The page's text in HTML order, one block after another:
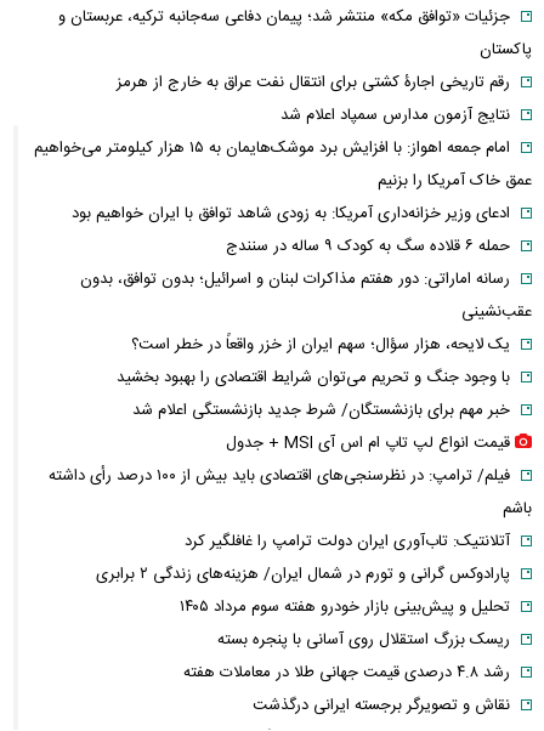
جزئیات «توافق مکه» منتشر شد؛ پیمان دفاعی سه‌جانبه ترکیه، عربستان و
پاکستان
رقم تاریخی اجارۀ کشتی برای انتقال نفت عراق به خارج از هرمز
نتایج آزمون مدارس سمپاد اعلام شد
امام‌ جمعه اهواز: با افزایش برد موشک‌هایمان به ۱۵ هزار کیلومتر می‌خواهیم
عمق خاک آمریکا را بزنیم
ادعای وزیر خزانه‌داری آمریکا: به زودی شاهد توافق با ایران خواهیم بود
حمله ۶ قلاده سگ به کودک ۹ ساله در سنندج
رسانه اماراتی: دور هفتم مذاکرات لبنان و اسرائیل؛ بدون توافق، بدون
عقب‌نشینی
یک لایحه، هزار سؤال؛ سهم ایران از خزر واقعاً در خطر است؟
با وجود جنگ و تحریم می‌توان شرایط اقتصادی را بهبود بخشید
خبر مهم برای بازنشستگان/ شرط جدید بازنشستگی اعلام شد
قیمت انواع لپ تاپ ام اس آی MSI + جدول
فیلم/ ترامپ: در نظرسنجی‌های اقتصادی باید بیش از ۱۰۰ درصد رأی داشته
باشم
آتلانتیک: تاب‌آوری ایران دولت ترامپ را غافلگیر کرد
پارادوکس گرانی و تورم در شمال ایران/ هزینه‌های زندگی ۲ برابری
تحلیل و پیش‌بینی بازار خودرو هفته سوم مرداد ۱۴۰۵
ریسک بزرگ استقلال روی آسانی با پنجره بسته
رشد ۴.۸ درصدی قیمت جهانی طلا در معاملات هفته
نقاش و تصویرگر برجسته ایرانی درگذشت